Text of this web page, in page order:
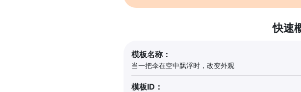
快速
模板名称：
当一把伞在空中飘浮时，改变外观
模板ID：